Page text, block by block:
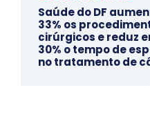
Saúde do DF
33% os
cirúrgicos e reduz
30% o tempo de
no tratamento de